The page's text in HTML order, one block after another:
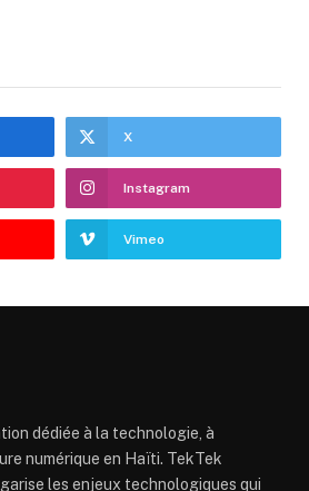
X
Instagram
Vimeo
dédiée à la technologie, à
numérique en Haïti. TekTek
les enjeux technologiques qui